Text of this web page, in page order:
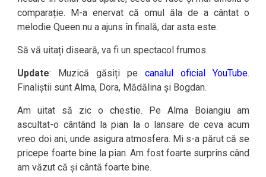
comparație. M-a enervat că omul ăla de a cântat o
melodie Queen nu a ajuns în finală, dar asta este.
Să vă uitați diseară, va fi un spectacol frumos.
Update: Muzică găsiți pecanalul oficial YouTube.
Finaliștii sunt Alma, Dora, Mădălina și Bogdan.
Am uitat să zic o chestie. Pe Alma Boiangiu am
ascultat-o cântând la pian la o lansare de ceva acum
vreo doi ani, unde asigura atmosfera. Mi s-a părut că se
pricepe foarte bine la pian. Am fost foarte surprins când
am văzut că și cântă foarte bine.